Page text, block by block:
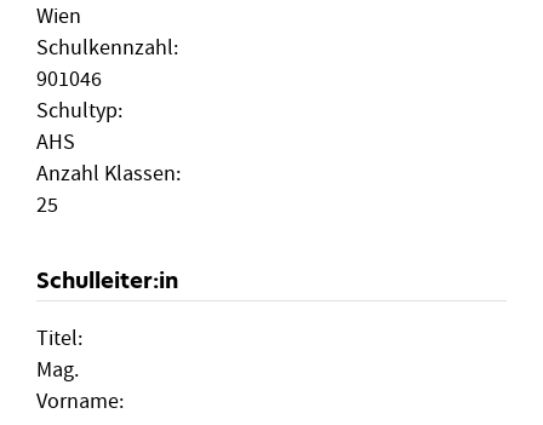
Wien
Schulkennzahl:
901046
Schultyp:
AHS
Anzahl Klassen:
25
Schulleiter:in
Titel:
Mag.
Vorname: